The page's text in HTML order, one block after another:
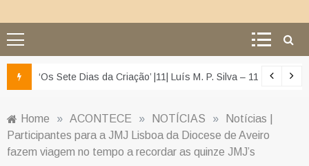
e da misericórdia’
‘Os Sete Dias da Criação’ |11| Luís M. P. Silva – 11 – O
Home » ACONTECE » NOTÍCIAS »
Notícias |
Participantes para a JMJ Lisboa da Diocese de Aveiro
fazem viagem no tempo a recordar as quinze JMJ’s